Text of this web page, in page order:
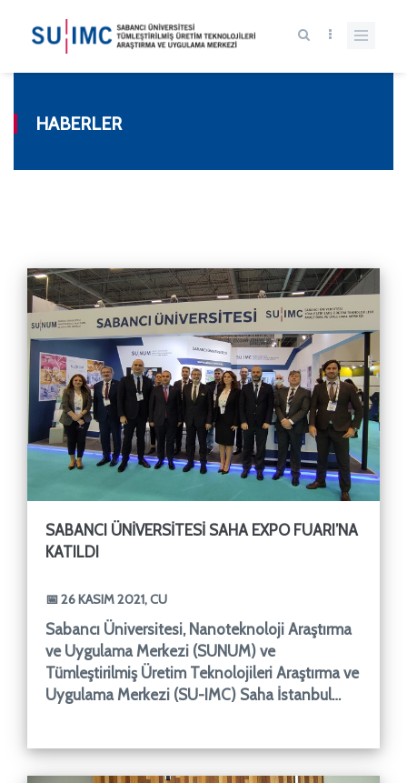
HABERLER
SABANCI ÜNIVERSITESI SAHA EXPO FUARI’NA
KATILDI
📅 26 KASIM 2021, CU
Sabancı Üniversitesi, Nanoteknoloji Araştırma
ve Uygulama Merkezi (SUNUM) ve
Tümleştirilmiş Üretim Teknolojileri Araştırma ve
Uygulama Merkezi (SU-IMC) Saha İstanbul